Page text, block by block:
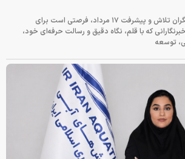
خبرنگاران؛ راویان آب، روایتگران تلاش و پیشرفت ۱۷ مرداد، فرصتی است برای
که با قلم، نگاه دقیق و رسالت حرفه‌ای خود،
توسعه